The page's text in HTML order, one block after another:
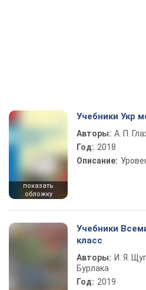
показать
обложку
Учебники Укр
Авторы: А. П.
Год: 2018
Описание:
Учебники
класс
Авторы: И. Я.
Бурлака
Год: 2019